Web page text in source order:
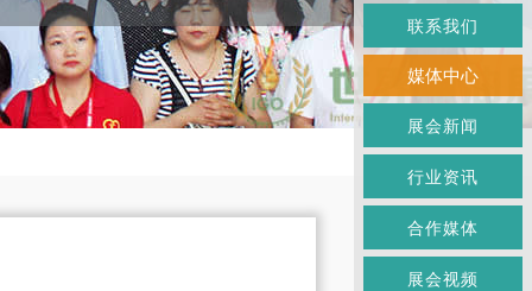
联系我们
媒体中心
展会新闻
行业资讯
合作媒体
展会视频